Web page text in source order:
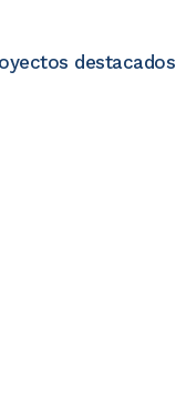
destacados